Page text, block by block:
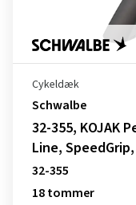
Cykeldæk
Schwalbe
32-355, KOJAK
Line,
32-355
18 tommer